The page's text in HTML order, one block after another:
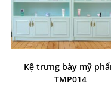
Kệ trưng bày mỹ
TMP014